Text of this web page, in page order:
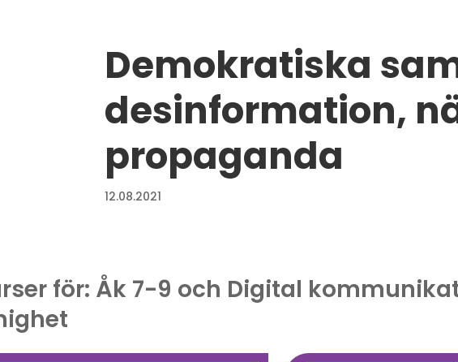
Demokratiska
desinformation,
propaganda
12.08.2021
för: Åk 7-9 och Digital